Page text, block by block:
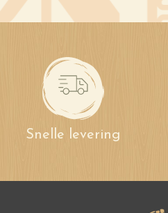
Snelle levering